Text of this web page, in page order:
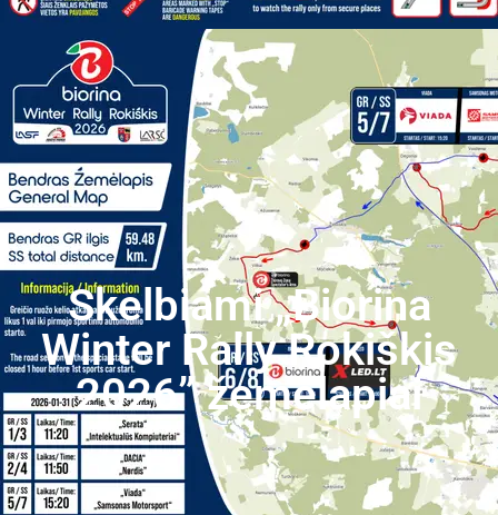
Skelbiami „Biorina
Winter Rally Rokiškis
2026” žemėlapiai